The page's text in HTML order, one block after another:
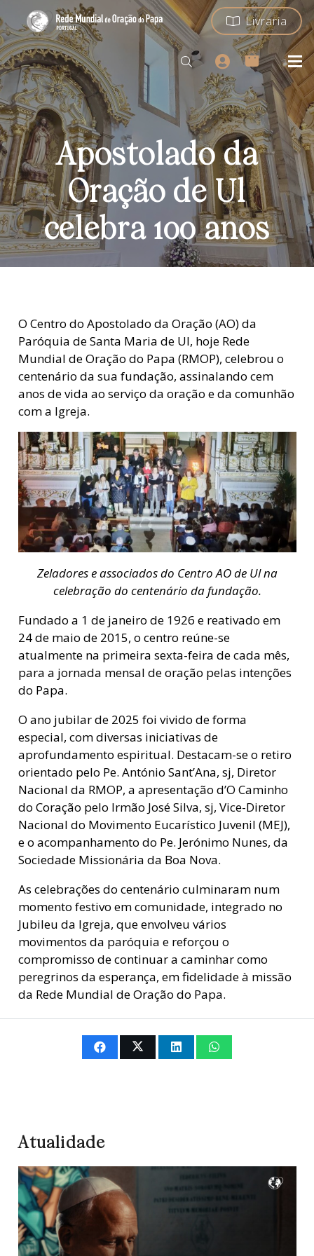
Livraria
Apostolado da
Oração de Ul
celebra 100 anos
O Centro do Apostolado da Oração (AO) da
Paróquia de Santa Maria de Ul, hoje Rede
Mundial de Oração do Papa (RMOP), celebrou o
centenário da sua fundação, assinalando cem
anos de vida ao serviço da oração e da comunhão
com a Igreja.
Zeladores e associados do Centro AO de Ul na
celebração do centenário da fundação.
Fundado a 1 de janeiro de 1926 e reativado em
24 de maio de 2015, o centro reúne-se
atualmente na primeira sexta-feira de cada mês,
para a jornada mensal de oração pelas intenções
do Papa.
O ano jubilar de 2025 foi vivido de forma
especial, com diversas iniciativas de
aprofundamento espiritual. Destacam-se o retiro
orientado pelo Pe. António Sant’Ana, sj, Diretor
Nacional da RMOP, a apresentação d’O Caminho
do Coração pelo Irmão José Silva, sj, Vice-Diretor
Nacional do Movimento Eucarístico Juvenil (MEJ),
e o acompanhamento do Pe. Jerónimo Nunes, da
Sociedade Missionária da Boa Nova.
As celebrações do centenário culminaram num
momento festivo em comunidade, integrado no
Jubileu da Igreja, que envolveu vários
movimentos da paróquia e reforçou o
compromisso de continuar a caminhar como
peregrinos da esperança, em fidelidade à missão
da Rede Mundial de Oração do Papa.
Atualidade